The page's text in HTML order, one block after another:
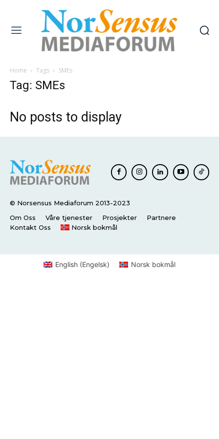
Home Tags SMEs
Tag: SMEs
No posts to display
© Norsensus Mediaforum 2013-2023
Om Oss
Våre tjenester Prosjekter
Partnere
Kontakt Oss
Norsk bokmål
English (Engelsk) Norsk bokmål